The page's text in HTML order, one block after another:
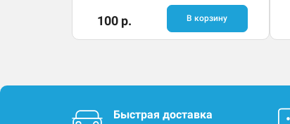
100 р. В корзину
Быстрая доставка